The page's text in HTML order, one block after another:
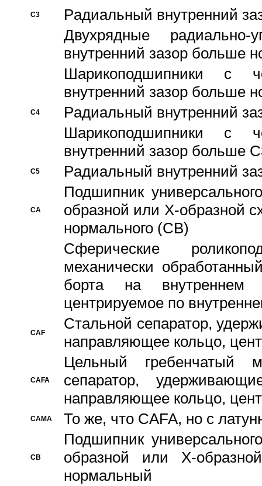
C3
Pадиальный внутренний
Двухрядные радиально-
внутренний зазор больше
Шарикоподшипники с
внутренний зазор больше
C4
Pадиальный внутренний
Шарикоподшипники с
внутренний зазор больше
C5 Pадиальный внутренний
CA
Подшипник
образной или Х-образной
нормального (CB)
Сферические
механически
борта на внутреннем
центрируемое по
CAF
Стальной сепаратор,
направляющее кольцо,
CAFA
Цельный гребенчатый
сепаратор,
направляющее кольцо,
CAMA То же, что CAFA, но с
CB
Подшипник
образной или Х-
нормальный